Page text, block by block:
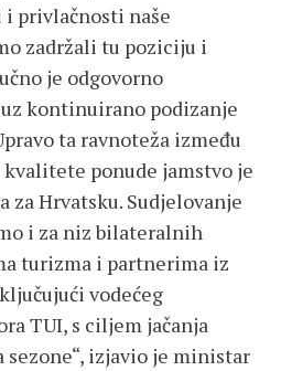
privlačnosti naše
zadržali tu poziciju i
je odgovorno
kontinuirano podizanje
ta ravnoteža između
ponude jamstvo je
za Hrvatsku. Sudjelovanje
i za niz bilateralnih
turizma i partnerima iz
vodećeg
TUI, s ciljem jačanja
izjavio je ministar